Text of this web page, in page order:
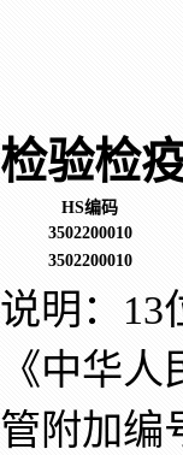
检验检
HS编码
3502200010
3502200010
说明：13
《中华
管附加编